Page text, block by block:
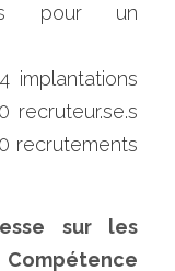
pour un
implantations
recruteur.se.s
recrutements
sur les